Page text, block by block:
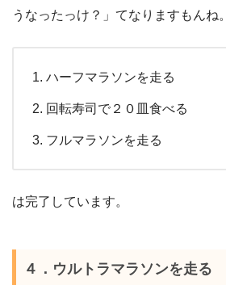
うなったっけ？」てなりますもんね。
ハーフマラソンを走る
回転寿司で２０皿食べる
フルマラソンを走る
は完了しています。
４．ウルトラマラソンを走る